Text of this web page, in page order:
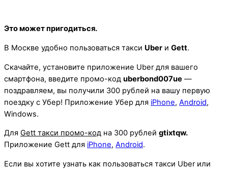
Это может пригодиться.
В Москве удобно пользоваться такси Uber и Gett.
Скачайте, установите приложение Uber для вашего
смартфона, введите промо-код uberbond007ue —
поздравляем, вы получили 300 рублей на вашу первую
поездку с Убер! Приложение Убер для iPhone, Android,
Windows.
Для Gett такси промо-код на 300 рублей gtixtqw.
Приложение Gett для iPhone, Android.
Если вы хотите узнать как пользоваться такси Uber или